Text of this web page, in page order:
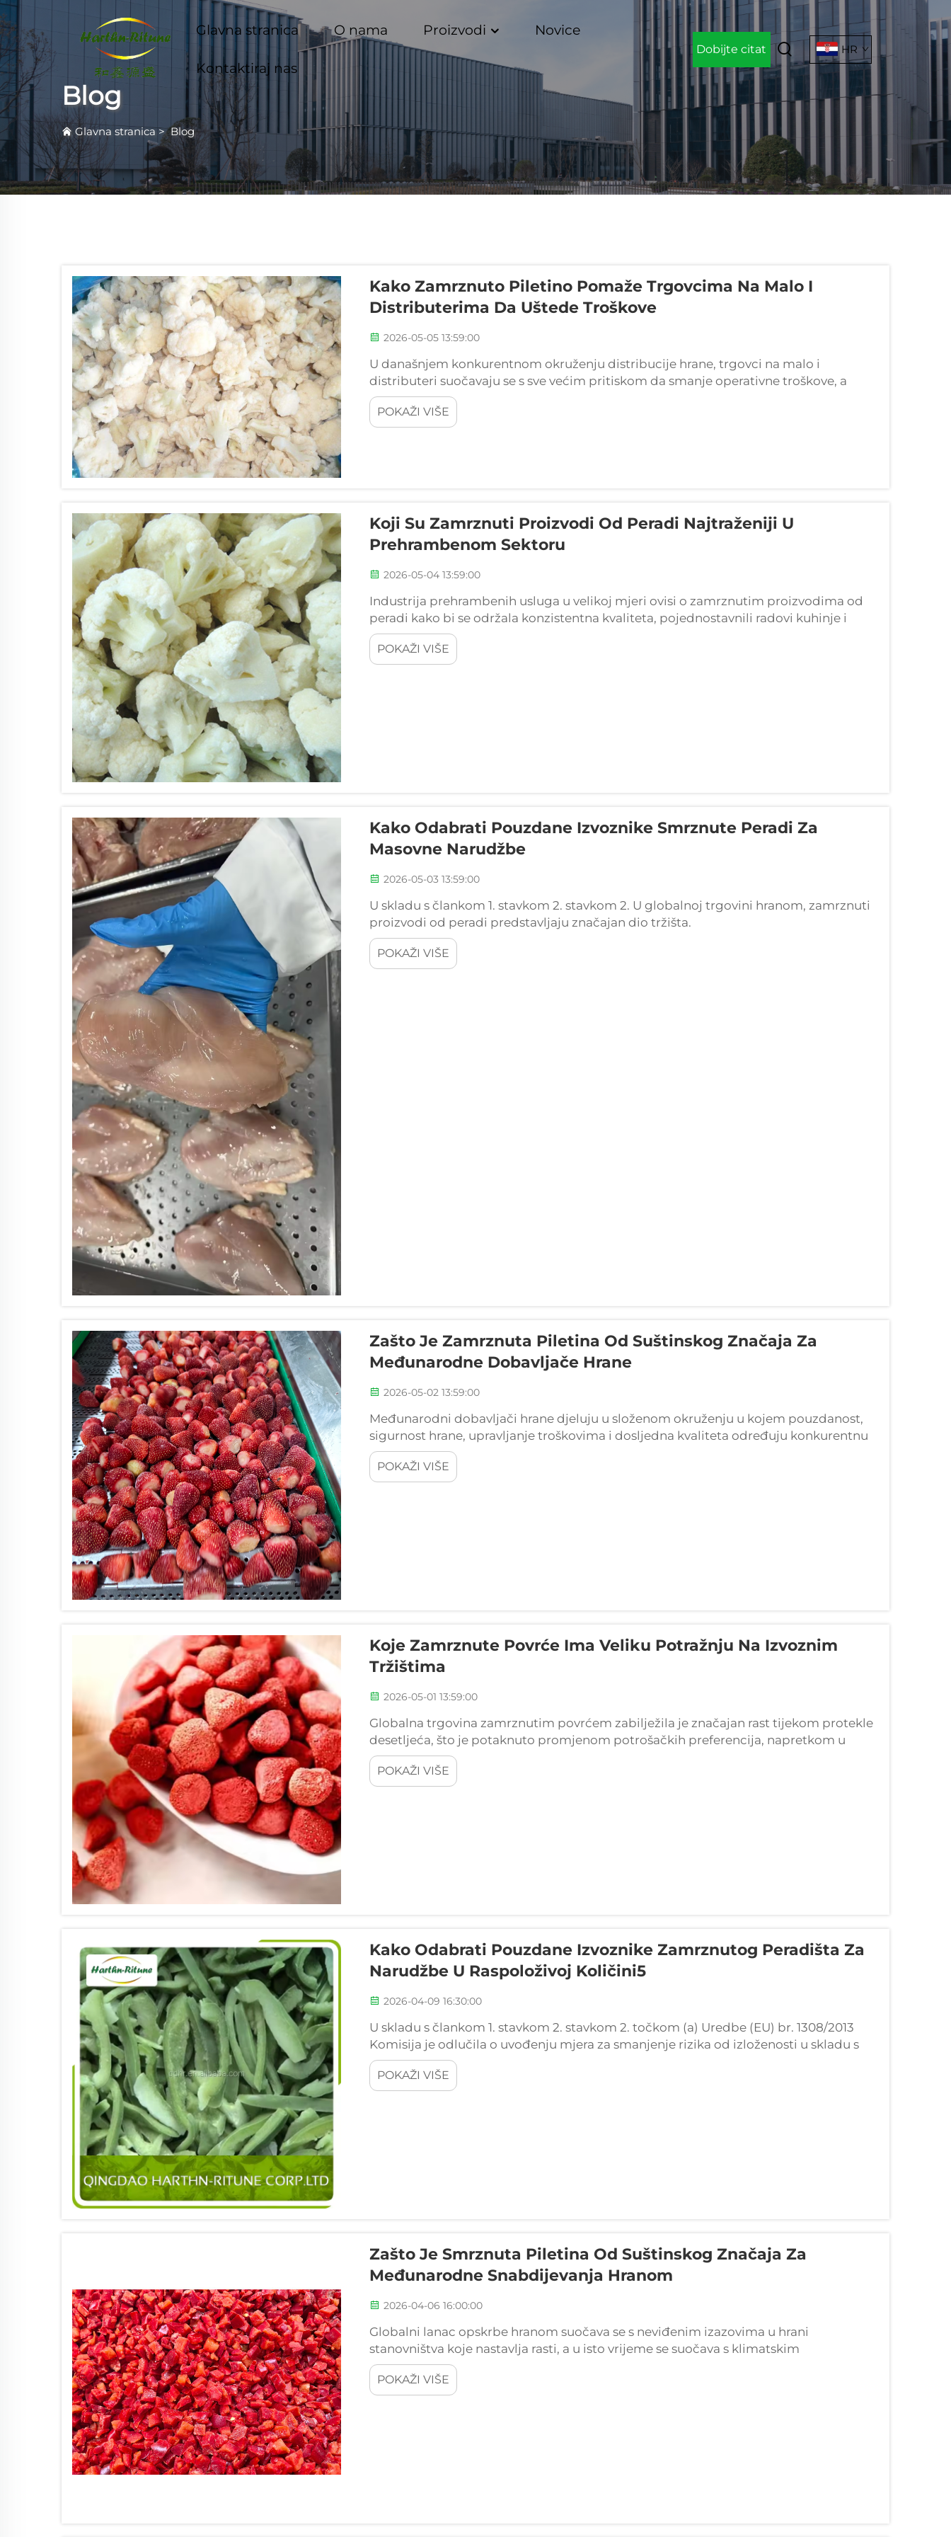
Glavna stranica O nama Proizvodi Novice
Kontaktiraj nas
Dobijte citat HR
Blog
Glavna stranica>Blog
Kako Zamrznuto Piletino Pomaže Trgovcima Na Malo I
Distributerima Da Uštede Troškove
2026-05-05 13:59:00
U današnjem konkurentnom okruženju distribucije hrane, trgovci na malo i
distributeri suočavaju se s sve većim pritiskom da smanje operativne troškove, a
istodobno održavaju kvalitetu proizvoda i zadovoljstvo kupaca. Zamrznuto piletino
je postalo strateško rješenje koje...
POKAŽI VIŠE
Koji Su Zamrznuti Proizvodi Od Peradi Najtraženiji U
Prehrambenom Sektoru
2026-05-04 13:59:00
Industrija prehrambenih usluga u velikoj mjeri ovisi o zamrznutim proizvodima od
peradi kako bi se održala konzistentna kvaliteta, pojednostavnili radovi kuhinje i
ispunili različiti zahtjevi za jelovnikom u restoranima, hotelima, ugostiteljskim
tvrtkama i institucionalnim objektima. Razumijem...
POKAŽI VIŠE
Kako Odabrati Pouzdane Izvoznike Smrznute Peradi Za
Masovne Narudžbe
2026-05-03 13:59:00
U skladu s člankom 1. stavkom 2. stavkom 2. U globalnoj trgovini hranom, zamrznuti
proizvodi od peradi predstavljaju značajan dio tržišta.
POKAŽI VIŠE
Zašto Je Zamrznuta Piletina Od Suštinskog Značaja Za
Međunarodne Dobavljače Hrane
2026-05-02 13:59:00
Međunarodni dobavljači hrane djeluju u složenom okruženju u kojem pouzdanost,
sigurnost hrane, upravljanje troškovima i dosljedna kvaliteta određuju konkurentnu
prednost. Među različitim proteinskim kategorijama kojima se trguje u svijetu,
zamrznuta peradica je postala...
POKAŽI VIŠE
Koje Zamrznute Povrće Ima Veliku Potražnju Na Izvoznim
Tržištima
2026-05-01 13:59:00
Globalna trgovina zamrznutim povrćem zabilježila je značajan rast tijekom protekle
desetljeća, što je potaknuto promjenom potrošačkih preferencija, napretkom u
logistici hladnog lanca i povećanom potražnjom za pogodnim, hranjivim
prehrambenim proizvodima. Izvozno tržište...
POKAŽI VIŠE
Kako Odabrati Pouzdane Izvoznike Zamrznutog Peradišta Za
Narudžbe U Raspoloživoj Količini5
2026-04-09 16:30:00
U skladu s člankom 1. stavkom 2. stavkom 2. točkom (a) Uredbe (EU) br. 1308/2013
Komisija je odlučila o uvođenju mjera za smanjenje rizika od izloženosti u skladu s
člankom 2. stavkom 2. točkom (a) Uredbe (EU) br. 1370/2013. Kompleksnost
međunarodne smrznute piletine...
POKAŽI VIŠE
Zašto Je Smrznuta Piletina Od Suštinskog Značaja Za
Međunarodne Snabdijevanja Hranom
2026-04-06 16:00:00
Globalni lanac opskrbe hranom suočava se s neviđenim izazovima u hrani
stanovništva koje nastavlja rasti, a u isto vrijeme se suočava s klimatskim
nesigurnostima, ekonomskim fluktuacijama i promjenama potražnje potrošača. U
ovom složenom krajoliku, zamrznuta peradi h...
POKAŽI VIŠE